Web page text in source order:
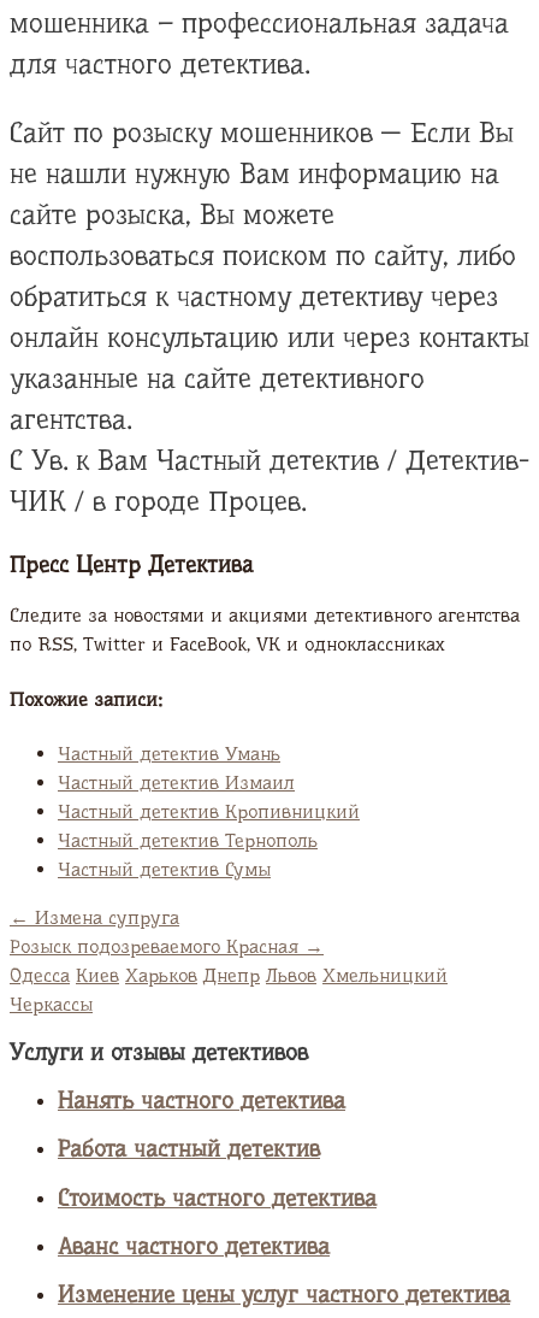
мошенника – профессиональная задача
для частного детектива.
Сайт по розыску мошенников — Если Вы
не нашли нужную Вам информацию на
сайте розыска, Вы можете
воспользоваться поиском по сайту, либо
обратиться к частному детективу через
онлайн консультацию или через контакты
указанные на сайте детективного
агентства.
С Ув. к Вам Частный детектив / Детектив-
ЧИК / в городе Процев.
Пресс Центр Детектива
Следите за новостями и акциями детективного агентства
по RSS, Twitter и FaсeBook, VK и одноклассниках
Похожие записи:
Частный детектив Умань
Частный детектив Измаил
Частный детектив Кропивницкий
Частный детектив Тернополь
Частный детектив Сумы
← Измена супруга
Розыск подозреваемого Красная →
Одесса Киев Харьков Днепр Львов Хмельницкий
Черкассы
Услуги и отзывы детективов
Нанять частного детектива
Работа частный детектив
Стоимость частного детектива
Аванс частного детектива
Изменение цены услуг частного детектива